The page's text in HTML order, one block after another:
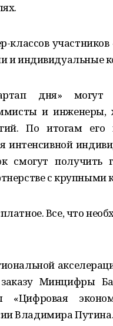
и индивидуальные
дня»
и инженеры,
По итогам его
интенсивной
смогут получить
с
Все, что
Минцифры
«Цифровая
Владимира Путина.